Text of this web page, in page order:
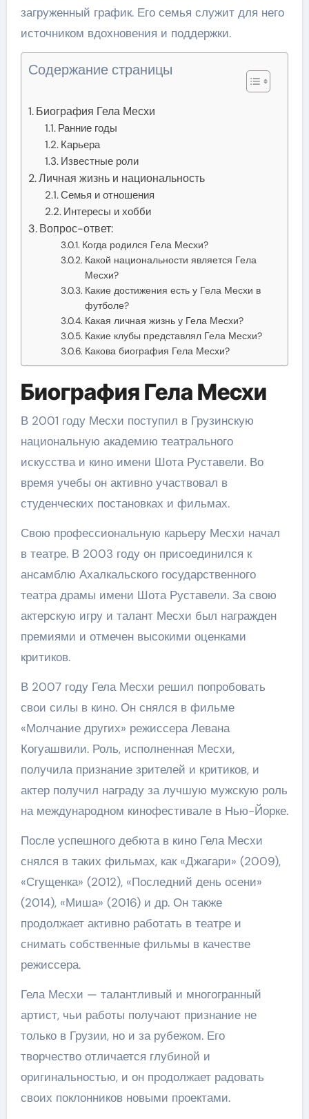
загруженный график. Его семья служит для него
источником вдохновения и поддержки.
Содержание страницы
Биография Гела Месхи
Ранние годы
Карьера
Известные роли
Личная жизнь и национальность
Семья и отношения
Интересы и хобби
Вопрос-ответ:
Когда родился Гела Месхи?
Какой национальности является Гела
Месхи?
Какие достижения есть у Гела Месхи в
футболе?
Какая личная жизнь у Гела Месхи?
Какие клубы представлял Гела Месхи?
Какова биография Гела Месхи?
Биография Гела Месхи
В 2001 году Месхи поступил в Грузинскую
национальную академию театрального
искусства и кино имени Шота Руставели. Во
время учебы он активно участвовал в
студенческих постановках и фильмах.
Свою профессиональную карьеру Месхи начал
в театре. В 2003 году он присоединился к
ансамблю Ахалкальского государственного
театра драмы имени Шота Руставели. За свою
актерскую игру и талант Месхи был награжден
премиями и отмечен высокими оценками
критиков.
В 2007 году Гела Месхи решил попробовать
свои силы в кино. Он снялся в фильме
«Молчание других» режиссера Левана
Когуашвили. Роль, исполненная Месхи,
получила признание зрителей и критиков, и
актер получил награду за лучшую мужскую роль
на международном кинофестивале в Нью-Йорке.
После успешного дебюта в кино Гела Месхи
снялся в таких фильмах, как «Джагари» (2009),
«Сгущенка» (2012), «Последний день осени»
(2014), «Миша» (2016) и др. Он также
продолжает активно работать в театре и
снимать собственные фильмы в качестве
режиссера.
Гела Месхи — талантливый и многогранный
артист, чьи работы получают признание не
только в Грузии, но и за рубежом. Его
творчество отличается глубиной и
оригинальностью, и он продолжает радовать
своих поклонников новыми проектами.